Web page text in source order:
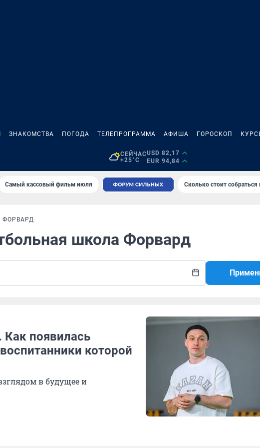
ЗНАКОМСТВА ПОГОДА ТЕЛЕПРОГРАММА АФИША ГОРОСКОП
СЕЙЧАС
+25°C
USD 82,17
EUR 94,84
Самый кассовый фильм июля Сколько стоит
ФОРВАРД
школа Форвард
появилась
которой
в будущее и